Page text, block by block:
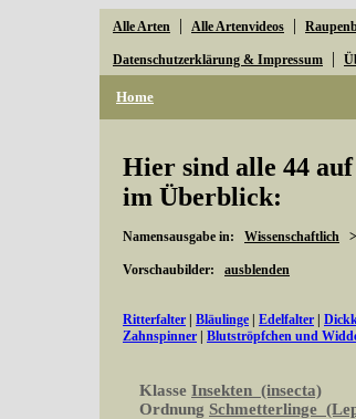
Alle Arten | Alle Artenvideos |
Datenschutzerklärung & Impressum |
Home
Hier sind alle 44
im Überblick:
Namensausgabe in: Wissenschaftlich
Vorschaubilder: ausblenden
Ritterfalter Bläulinge Edelfalter
Zahnspinner
Blutströpfchen und
Klasse Insekten (insecta)
Ordnung Schmetterlinge